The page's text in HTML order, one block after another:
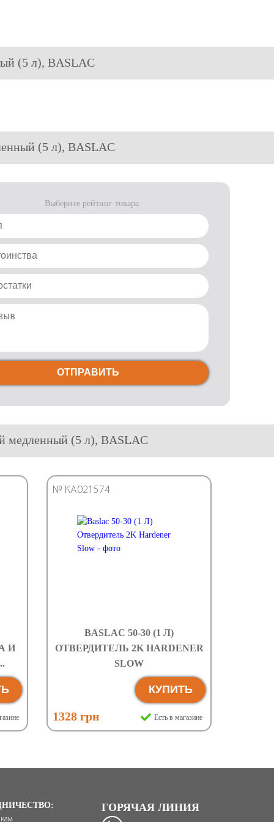
(5 л), BASLAC
(5 л), BASLAC
Выберите рейтинг товара
ОТПРАВИТЬ
медленный (5 л), BASLAC
И
№ КА021574
BASLAC 50-30 (1 Л)
ОТВЕРДИТЕЛЬ 2K HARDENER
SLOW
1328 грн
КУПИТЬ
Есть в магазине
ГОРЯЧАЯ ЛИНИЯ